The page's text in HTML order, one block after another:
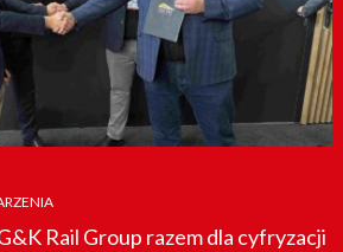
Rail Group razem dla cyfryzacji